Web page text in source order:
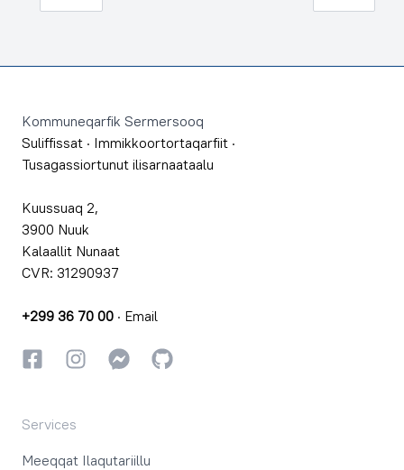
Kommuneqarfik Sermersooq
Suliffissat · Immikkoortortaqarfiit ·
Tusagassiortunut ilisarnaataalu
Kuussuaq 2,
3900 Nuuk
Kalaallit Nunaat
CVR: 31290937
+299 36 70 00 · Email
FacebookkiInstagrammiInstagrammi
GitHub
Services
Meeqqat Ilaqutariillu